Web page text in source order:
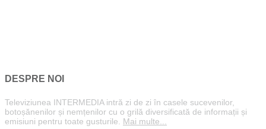
DESPRE NOI
Televiziunea INTERMEDIA intră zi de zi în casele sucevenilor,
botoșănenilor și nemțenilor cu o grilă diversificată de informații și
emisiuni pentru toate gusturile. Mai multe...